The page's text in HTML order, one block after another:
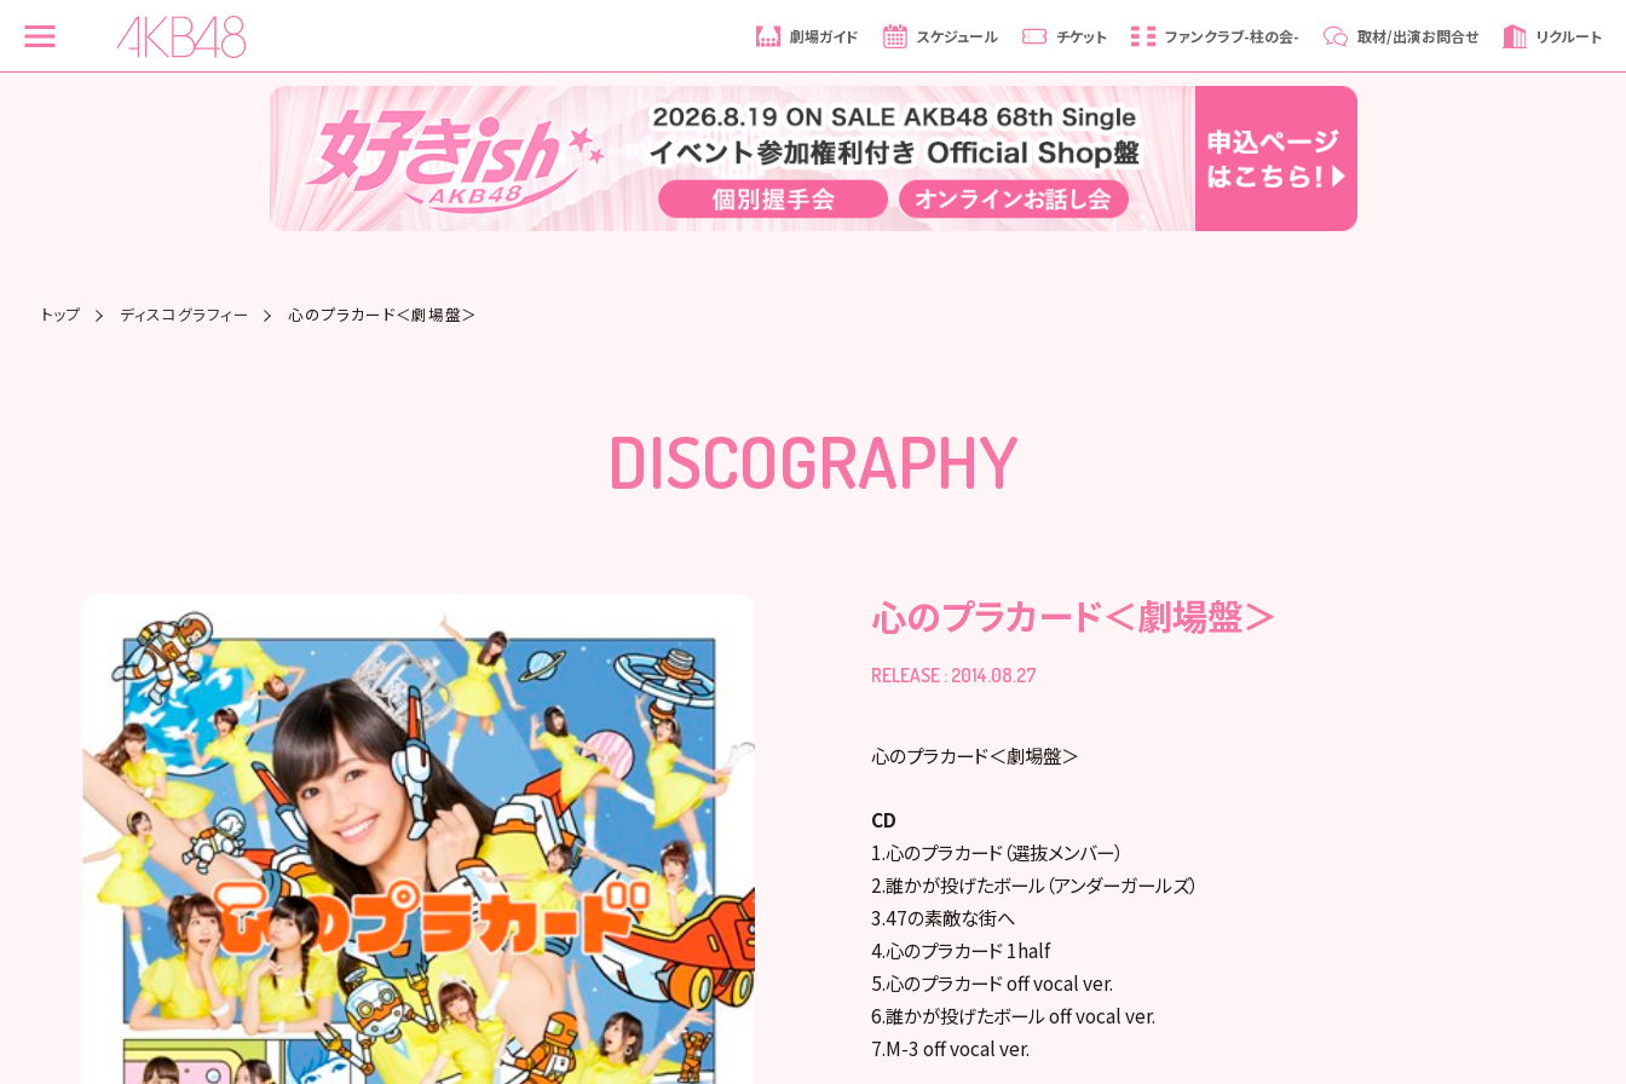
劇場ガイド スケジュール チケット ファンクラブ-柱の会- 取材/出演お問合せ リクルート
トップ ディスコグラフィー 心のプラカード＜劇場盤＞
DISCOGRAPHY
心のプラカード＜劇場盤＞
RELEASE : 2014.08.27
心のプラカード＜劇場盤＞
CD
1.心のプラカード（選抜メンバー）
2.誰かが投げたボール（アンダーガールズ）
3.47の素敵な街へ
4.心のプラカード 1half
5.心のプラカード off vocal ver.
6.誰かが投げたボール off vocal ver.
7.M-3 off vocal ver.